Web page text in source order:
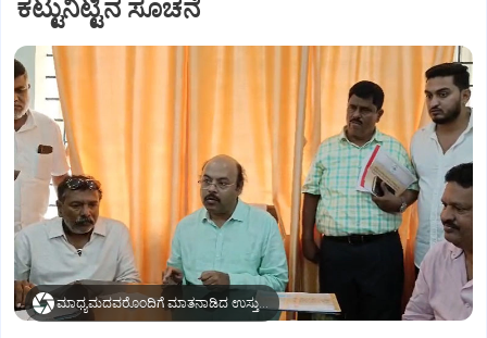
ಕಟ್ಟುನಿಟ್ಟಿನ ಸೂಚನೆ
ಮಾಧ್ಯಮದವರೊಂದಿಗೆ ಮಾತನಾಡಿದ ಉಸ್ತುವಾರಿ ಸಚಿವ ಡಾ. ಯತೀಂದ್ರ ಸಿದ್ದರಾಮಯ್ಯ